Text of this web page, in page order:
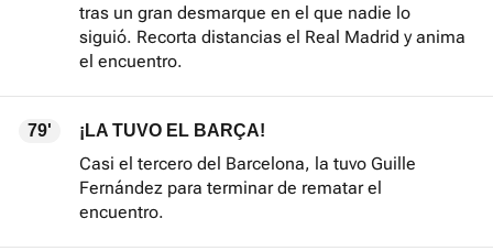
tras un gran desmarque en el que nadie lo
siguió. Recorta distancias el Real Madrid y anima
el encuentro.
79' ¡LA TUVO EL BARÇA!
Casi el tercero del Barcelona, la tuvo Guille
Fernández para terminar de rematar el
encuentro.